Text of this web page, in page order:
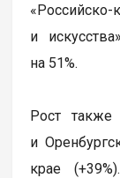
и
на 51%.
Рост также
и
крае